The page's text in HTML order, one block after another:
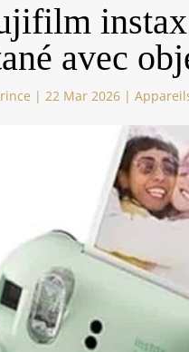
avec
|22 Mar 2026 |